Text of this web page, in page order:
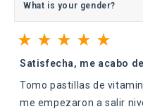
What is your gender?
5
de
5
estrellas
Satisfecha, me acabo
Tomo pastillas de
me empezaron a salir